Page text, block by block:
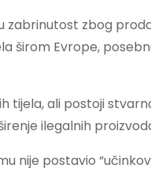
zabrinutost zbog
širom Evrope,
tijela, ali postoji
ilegalnih
nije postavio